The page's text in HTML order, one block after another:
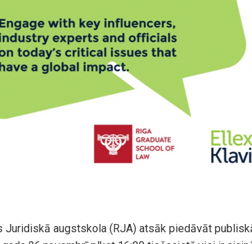
Juridiskā augstskola (RJA) atsāk piedāvāt